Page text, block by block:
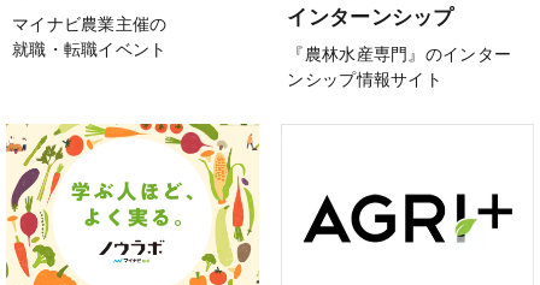
マイナビ農業主催の
就職・転職イベント
インターンシップ
『農林水産専門』のインター
ンシップ情報サイト